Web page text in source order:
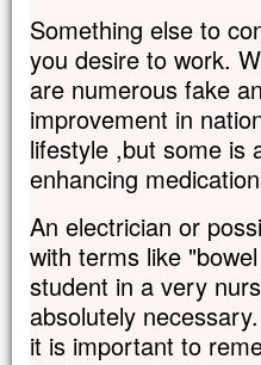
Something else to
you desire to work.
are numerous fake
improvement in
lifestyle ,but some is
enhancing
An electrician or
with terms like
student in a very
absolutely
it is important to